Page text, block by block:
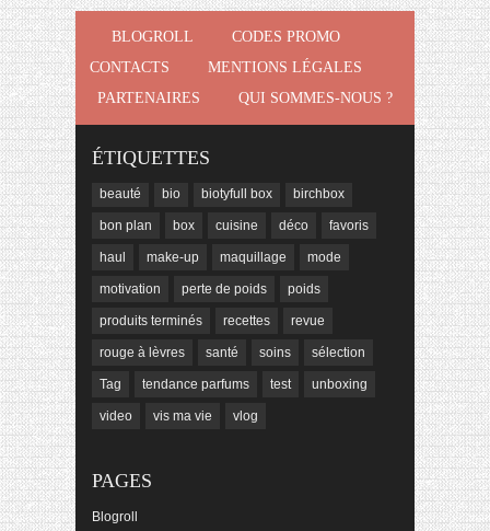
BLOGROLL
CODES PROMO
CONTACTS
MENTIONS LÉGALES
PARTENAIRES
QUI SOMMES-NOUS ?
ÉTIQUETTES
beauté bio biotyfull box birchbox
bon plan box cuisine déco favoris
haul make-up maquillage mode
motivation perte de poids poids
produits terminés recettes revue
rouge à lèvres santé soins sélection
Tag tendance parfums test unboxing
video vis ma vie vlog
PAGES
Blogroll